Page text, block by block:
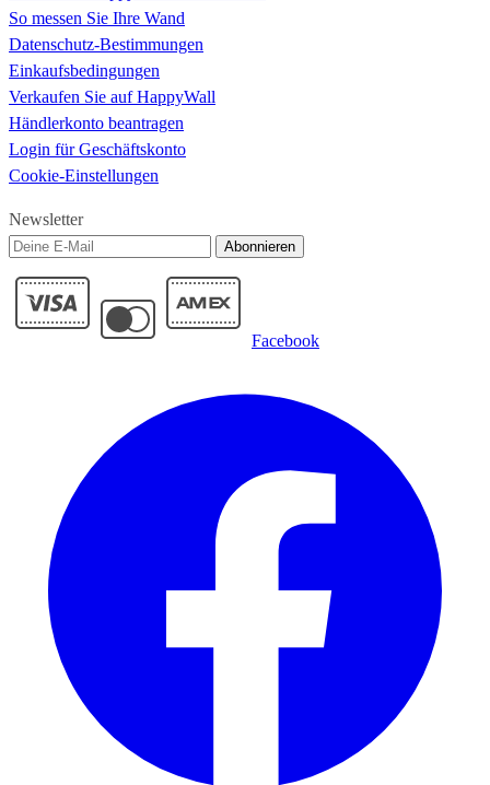
So messen Sie Ihre Wand
Datenschutz-Bestimmungen
Einkaufsbedingungen
Verkaufen Sie auf HappyWall
Händlerkonto beantragen
Login für Geschäftskonto
Cookie-Einstellungen
Newsletter
Abonnieren
Facebook